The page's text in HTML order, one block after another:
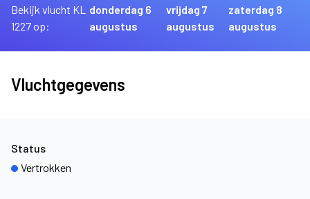
Bekijk vlucht KL
1227 op:
donderdag 6
augustus
vrijdag 7
augustus
zaterdag 8
augustus
Vluchtgegevens
Status
Vertrokken